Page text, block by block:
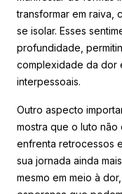
transformar em raiva,
se isolar. Esses
profundidade,
complexidade da dor
interpessoais.
Outro aspecto
mostra que o luto não
enfrenta retrocessos
sua jornada ainda
mesmo em meio à